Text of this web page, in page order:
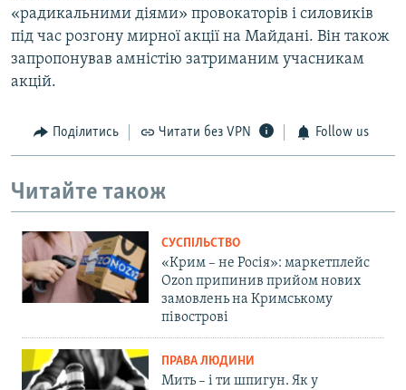
«радикальними діями» провокаторів і силовиків
під час розгону мирної акції на Майдані. Він також
запропонував амністію затриманим учасникам
акцій.
Поділитись Читати без VPN Follow us
Читайте також
СУСПІЛЬСТВО
«Крим – не Росія»: маркетплейс
Ozon припинив прийом нових
замовлень на Кримському
півострові
ПРАВА ЛЮДИНИ
Мить – і ти шпигун. Як у